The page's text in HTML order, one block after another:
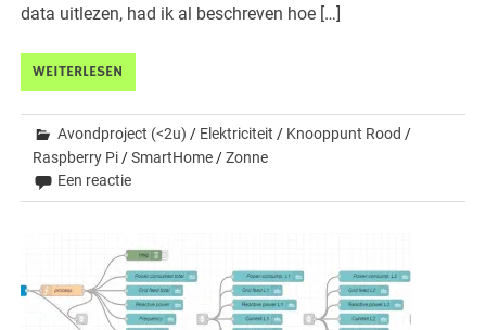
data uitlezen, had ik al beschreven hoe […]
WEITERLESEN
Avondproject (<2u) / Elektriciteit / Knooppunt Rood /
Raspberry Pi/SmartHome/Zonne
Een reactie